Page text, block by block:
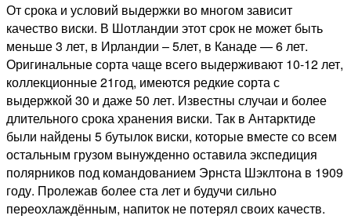
От срока и условий выдержки во многом зависит
качество виски. В Шотландии этот срок не может быть
меньше 3 лет, в Ирландии – 5лет, в Канаде — 6 лет.
Оригинальные сорта чаще всего выдерживают 10-12 лет,
коллекционные 21год, имеются редкие сорта с
выдержкой 30 и даже 50 лет. Известны случаи и более
длительного срока хранения виски. Так в Антарктиде
были найдены 5 бутылок виски, которые вместе со всем
остальным грузом вынужденно оставила экспедиция
полярников под командованием Эрнста Шэклтона в 1909
году. Пролежав более ста лет и будучи сильно
переохлаждённым, напиток не потерял своих качеств.